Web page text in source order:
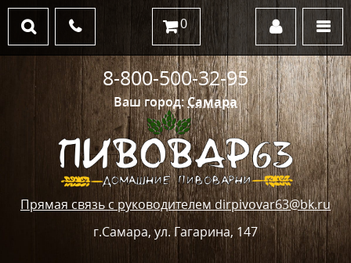
Ваш город:Самара
Прямая связь с руководителем dirpivovar63@bk.ru
г.Самара, ул. Гагарина, 147
8-800-500-32-95
0